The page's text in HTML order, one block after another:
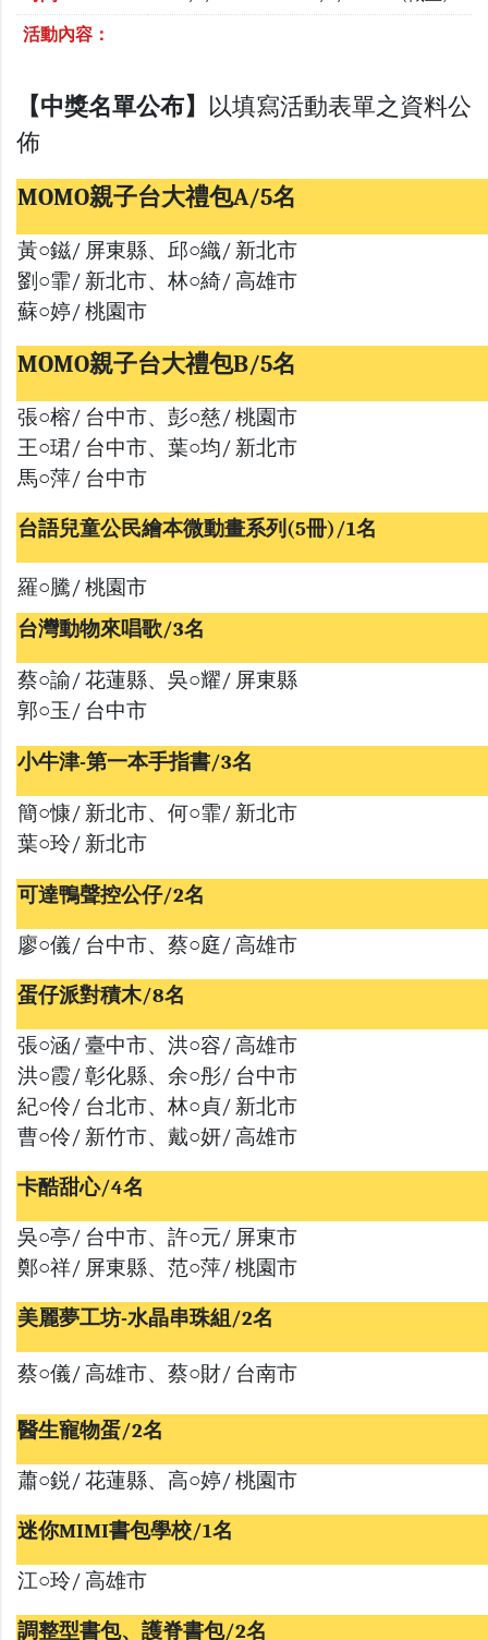
活動內容：
【中獎名單公布】 以填寫活動表單之資料公
佈
MOMO親子台大禮包A/5名
黃○鎡/ 屏東縣、邱○織/ 新北市
劉○霏/ 新北市、林○綺/ 高雄市
蘇○婷/ 桃園市
MOMO親子台大禮包B/5名
張○榕/ 台中市、彭○慈/ 桃園市
王○珺/ 台中市、葉○均/ 新北市
馬○萍/ 台中市
台語兒童公民繪本微動畫系列(5冊)/1名
羅○騰/ 桃園市
台灣動物來唱歌/3名
蔡○諭/ 花蓮縣、吳○耀/ 屏東縣
郭○玉/ 台中市
小牛津-第一本手指書/3名
簡○慷/ 新北市、何○霏/ 新北市
葉○玲/ 新北市
可達鴨聲控公仔/2名
廖○儀/ 台中市、蔡○庭/ 高雄市
蛋仔派對積木/8名
張○涵/ 臺中市、洪○容/ 高雄市
洪○霞/ 彰化縣、余○彤/ 台中市
紀○伶/ 台北市、林○貞/ 新北市
曹○伶/ 新竹市、戴○妍/ 高雄市
卡酷甜心/4名
吳○亭/ 台中市、許○元/ 屏東市
鄭○祥/ 屏東縣、范○萍/ 桃園市
美麗夢工坊-水晶串珠組/2名
蔡○儀/ 高雄市、蔡○財/ 台南市
醫生寵物蛋/2名
蕭○鋭/ 花蓮縣、高○婷/ 桃園市
迷你MIMI書包學校/1名
江○玲/ 高雄市
調整型書包、護脊書包/2名